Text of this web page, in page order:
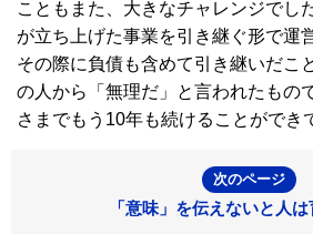
こともまた、大きなチャレンジでし
が立ち上げた事業を引き継ぐ形で運
その際に負債も含めて引き継いだこ
の人から「無理だ」と言われたもの
さまでもう10年も続けることができ
次のページ
「意味」を伝えないと人